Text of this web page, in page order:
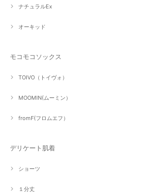
ナチュラルEx
オーキッド
モコモコソックス
TOIVO（トイヴォ）
MOOMIN(ムーミン）
fromF(フロムエフ）
デリケート肌着
ショーツ
１分丈